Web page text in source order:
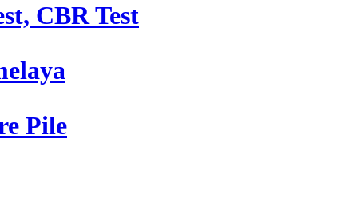
CBR Test
Pile